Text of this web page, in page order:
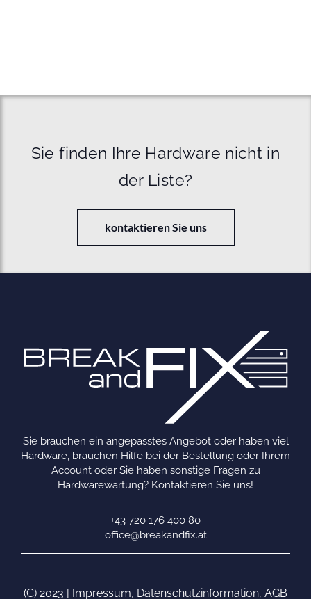
Sie finden Ihre Hardware nicht in
der Liste?
kontaktieren Sie uns
Sie brauchen ein angepasstes Angebot oder haben viel
Hardware, brauchen Hilfe bei der Bestellung oder Ihrem
Account oder Sie haben sonstige Fragen zu
Hardwarewartung? Kontaktieren Sie uns!
+43 720 176 400 80
office@breakandfix.at
(C) 2023 | Impressum, Datenschutzinformation, AGB